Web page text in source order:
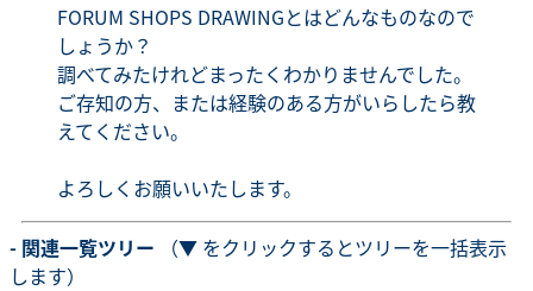
FORUM SHOPS DRAWINGとはどんなものなので
しょうか？
調べてみたけれどまったくわかりませんでした。
ご存知の方、または経験のある方がいらしたら教
えてください。
よろしくお願いいたします。
- 関連一覧ツリー （▼ をクリックするとツリーを一括表示
します）